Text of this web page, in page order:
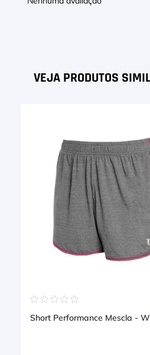
☆☆☆☆☆
Short Performance Mescla -